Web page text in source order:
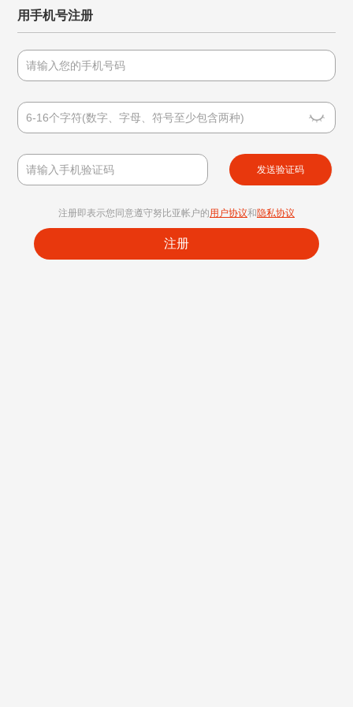
用手机号注册
发送验证码
注册即表示您同意遵守努比亚帐户的用户协议和隐私协议